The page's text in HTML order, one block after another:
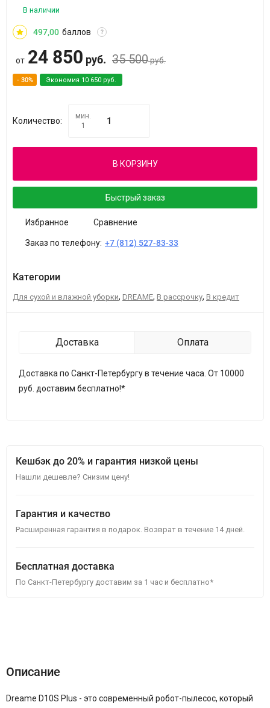
В наличии
497,00 баллов ?
от 24 850 руб. 35 500руб.
- 30% Экономия 10 650 руб.
Количество:
мин.
1
В КОРЗИНУ
Быстрый заказ
Избранное Сравнение
Заказ по телефону: +7 (812) 527-83-33
Категории
Для сухой и влажной уборки, DREAME, В рассрочку, В кредит
Доставка Оплата
Доставка по Санкт-Петербургу в течение часа. От 10000
руб. доставим бесплатно!*
Кешбэк до 20% и гарантия низкой цены
Нашли дешевле? Снизим цену!
Гарантия и качество
Расширенная гарантия в подарок. Возврат в течение 14 дней.
Бесплатная доставка
По Санкт-Петербургу доставим за 1 час и бесплатно*
Описание
Dreame D10S Plus - это современный робот-пылесос, который